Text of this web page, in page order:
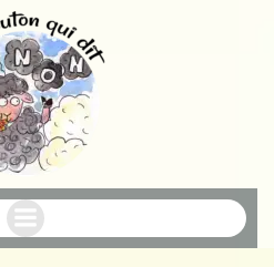
Aller
au
contenu